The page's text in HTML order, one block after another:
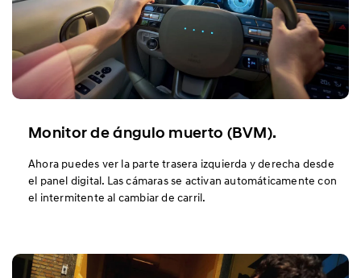
Monitor de ángulo muerto (BVM).
Ahora puedes ver la parte trasera izquierda y derecha desde
el panel digital. Las cámaras se activan automáticamente con
el intermitente al cambiar de carril.